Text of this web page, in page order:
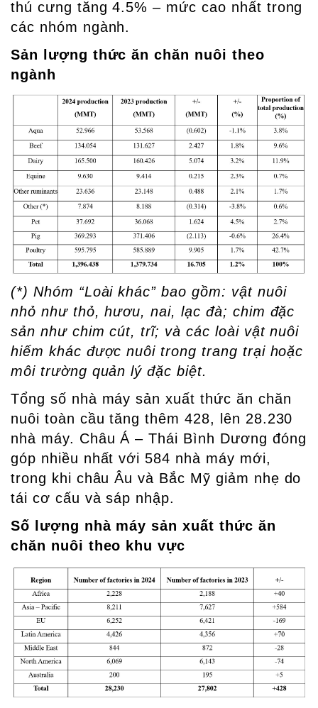
thú cưng tăng 4.5% – mức cao nhất trong
các nhóm ngành.
Sản lượng thức ăn chăn nuôi theo
ngành
(*) Nhóm “Loài khác” bao gồm: vật nuôi
nhỏ như thỏ, hươu, nai, lạc đà; chim đặc
sản như chim cút, trĩ; và các loài vật nuôi
hiếm khác được nuôi trong trang trại hoặc
môi trường quản lý đặc biệt.
Tổng số nhà máy sản xuất thức ăn chăn
nuôi toàn cầu tăng thêm 428, lên 28.230
nhà máy. Châu Á – Thái Bình Dương đóng
góp nhiều nhất với 584 nhà máy mới,
trong khi châu Âu và Bắc Mỹ giảm nhẹ do
tái cơ cấu và sáp nhập.
Số lượng nhà máy sản xuất thức ăn
chăn nuôi theo khu vực